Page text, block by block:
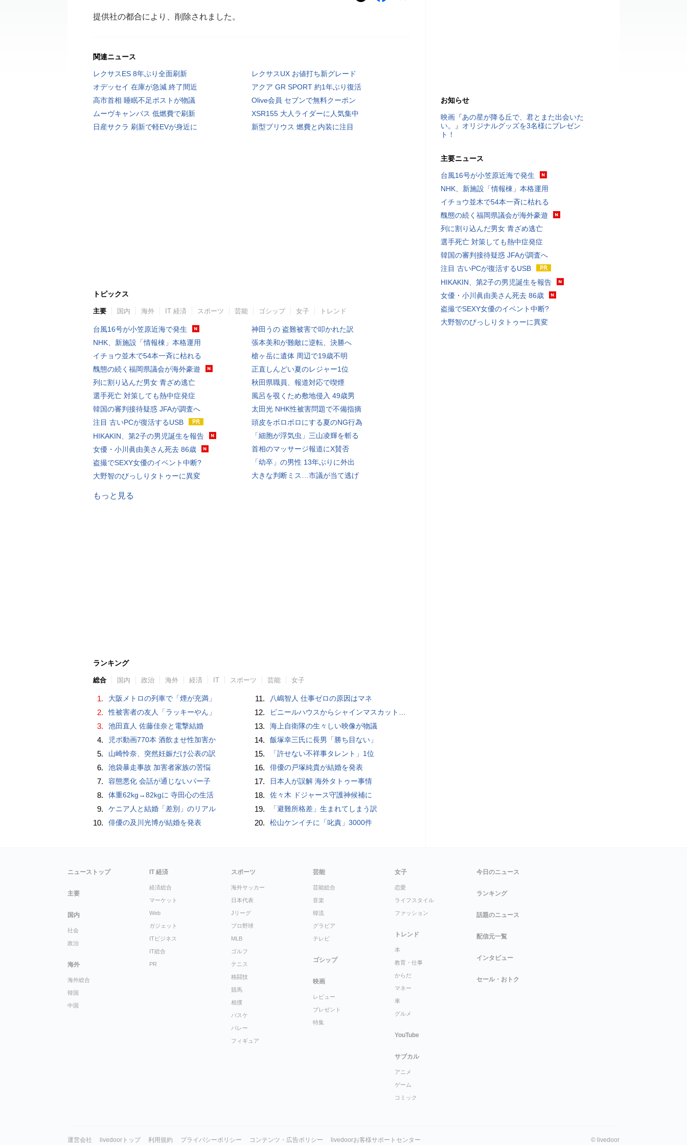
提供社の都合により、削除されました。
関連ニュース
レクサスES 8年ぶり全面刷新
レクサスUX お値打ち新グレード
オデッセイ 在庫が急減 終了間近
アクア GR SPORT 約1年ぶり復活
高市首相 睡眠不足ポストが物議
Olive会員 セブンで無料クーポン
ムーヴキャンバス 低燃費で刷新
XSR155 大人ライダーに人気集中
日産サクラ 刷新で軽EVが身近に
新型プリウス 燃費と内装に注目
トピックス
主要 国内 海外 IT 経済 スポーツ 芸能 ゴシップ 女子 トレンド
台風16号が小笠原近海で発生
NHK、新施設「情報棟」本格運用
イチョウ並木で54本一斉に枯れる
醜態の続く福岡県議会が海外豪遊
列に割り込んだ男女 青ざめ逃亡
選手死亡 対策しても熱中症発症
韓国の審判接待疑惑 JFAが調査へ
注目 古いPCが復活するUSB
HIKAKIN、第2子の男児誕生を報告
女優・小川眞由美さん死去 86歳
盗撮でSEXY女優のイベント中断?
大野智のびっしりタトゥーに異変
神田うの 盗難被害で叩かれた訳
張本美和が難敵に逆転、決勝へ
槍ヶ岳に遺体 周辺で19歳不明
正直しんどい夏のレジャー1位
秋田県職員、報道対応で喫煙
風呂を覗くため敷地侵入 49歳男
太田光 NHK性被害問題で不備指摘
頭皮をボロボロにする夏のNG行為
「細胞が浮気虫」三山凌輝を斬る
首相のマッサージ報道にX賛否
「幼卒」の男性 13年ぶりに外出
大きな判断ミス…市議が当て逃げ
もっと見る
ランキング
総合 国内 政治 海外 経済 IT スポーツ 芸能 女子
1. 大阪メトロの列車で「煙が充満」
2. 性被害者の友人「ラッキーやん」
3. 池田直人 佐藤佳奈と電撃結婚
4. 児ポ動画770本 酒飲ませ性加害か
5. 山崎怜奈、突然妊娠だけ公表の訳
6. 池袋暴走事故 加害者家族の苦悩
7. 容態悪化 会話が通じないパー子
8. 体重62kg→82kgに 寺田心の生活
9. ケニア人と結婚「差別」のリアル
10. 俳優の及川光博が結婚を発表
11. 八嶋智人 仕事ゼロの原因はマネ
12. ビニールハウスからシャインマスカット約200房を盗んだ疑い ネットで販売か 無職の男（42）逮捕 岡山県警
13. 海上自衛隊の生々しい映像が物議
14. 飯塚幸三氏に長男「勝ち目ない」
15. 「許せない不祥事タレント」1位
16. 俳優の戸塚純貴が結婚を発表
17. 日本人が誤解 海外タトゥー事情
18. 佐々木 ドジャース守護神候補に
19. 「避難所格差」生まれてしまう訳
20. 松山ケンイチに「叱責」3000件
お知らせ
映画『あの星が降る丘で、君とまた出会いた
い。』オリジナルグッズを3名様にプレゼン
ト！
主要ニュース
台風16号が小笠原近海で発生
NHK、新施設「情報棟」本格運用
イチョウ並木で54本一斉に枯れる
醜態の続く福岡県議会が海外豪遊
列に割り込んだ男女 青ざめ逃亡
選手死亡 対策しても熱中症発症
韓国の審判接待疑惑 JFAが調査へ
注目 古いPCが復活するUSB
HIKAKIN、第2子の男児誕生を報告
女優・小川眞由美さん死去 86歳
盗撮でSEXY女優のイベント中断?
大野智のびっしりタトゥーに異変
ニューストップ
主要
国内
社会
政治
海外
海外総合
韓国
中国
IT 経済
経済総合
マーケット
Web
ガジェット
ITビジネス
IT総合
PR
スポーツ
海外サッカー
日本代表
Jリーグ
プロ野球
MLB
ゴルフ
テニス
格闘技
競馬
相撲
バスケ
バレー
フィギュア
芸能
芸能総合
音楽
韓流
グラビア
テレビ
ゴシップ
映画
レビュー
プレゼント
特集
女子
恋愛
ライフスタイル
ファッション
トレンド
本
教育・仕事
からだ
マネー
車
グルメ
YouTube
サブカル
アニメ
ゲーム
コミック
今日のニュース
ランキング
話題のニュース
配信元一覧
インタビュー
セール・おトク
運営会社 livedoorトップ 利用規約 プライバシーポリシー コンテンツ・広告ポリシー livedoorお客様サポートセンター © livedoor